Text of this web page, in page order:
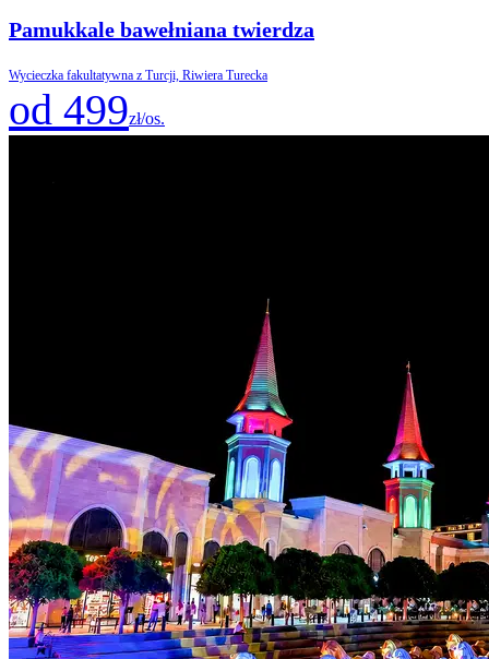
Pamukkale bawełniana twierdza
Wycieczka fakultatywna z Turcji, Riwiera Turecka
od 499zł/os.